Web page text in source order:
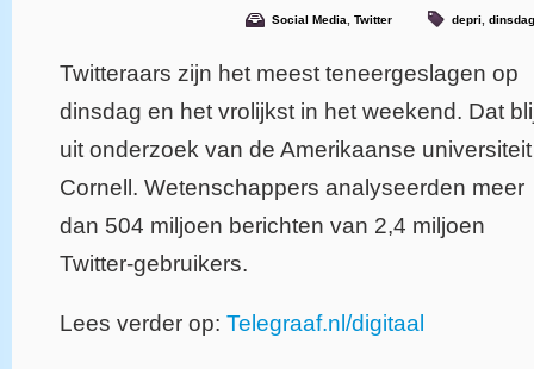
Social Media Twitter depri dinsdag
Twitteraars zijn het meest teneergeslagen op
dinsdag en het vrolijkst in het weekend. Dat
uit onderzoek van de Amerikaanse universiteit
Cornell. Wetenschappers analyseerden meer
dan 504 miljoen berichten van 2,4 miljoen
Twitter-gebruikers.
Lees verder op: Telegraaf.nl/digitaal